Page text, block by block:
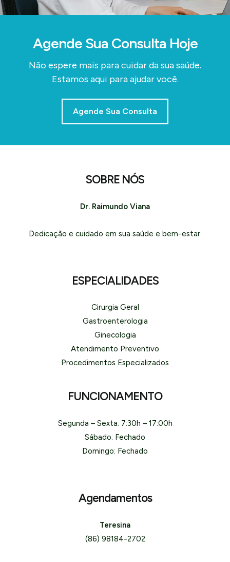
Agende Sua Consulta Hoje
Não espere mais para cuidar da sua saúde.
Estamos aqui para ajudar você.
Agende Sua Consulta
SOBRE NÓS
Dr. Raimundo Viana
Dedicação e cuidado em sua saúde e bem-estar.
ESPECIALIDADES
Cirurgia Geral
Gastroenterologia
Ginecologia
Atendimento Preventivo
Procedimentos Especializados
FUNCIONAMENTO
Segunda – Sexta: 7:30h – 17:00h
Sábado: Fechado
Domingo: Fechado
Agendamentos
Teresina
(86) 98184-2702